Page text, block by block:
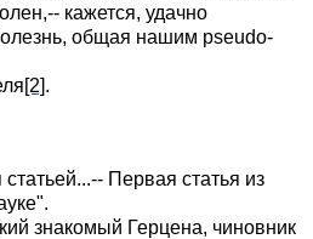
кажется, удачно
общая нашим pseudo-
[2].
-- Первая статья из
знакомый Герцена, чиновник